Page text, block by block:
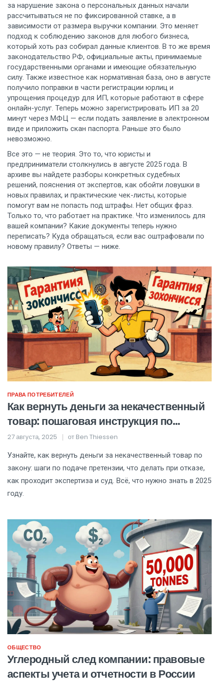
за нарушение закона о персональных данных начали
рассчитываться не по фиксированной ставке, а в
зависимости от размера выручки компании. Это меняет
подход к соблюдению законов для любого бизнеса,
который хоть раз собирал данные клиентов. В то же время
законодательство РФ, официальные акты, принимаемые
государственными органами и имеющие обязательную
силу. Также известное как нормативная база, оно в августе
получило поправки в части регистрации юрлиц и
упрощения процедур для ИП, которые работают в сфере
онлайн-услуг. Теперь можно зарегистрировать ИП за 20
минут через МФЦ — если подать заявление в электронном
виде и приложить скан паспорта. Раньше это было
невозможно.
Все это — не теория. Это то, что юристы и
предприниматели столкнулись в августе 2025 года. В
архиве вы найдете разборы конкретных судебных
решений, пояснения от экспертов, как обойти ловушки в
новых правилах, и практические чек-листы, которые
помогут вам не попасть под штрафы. Нет общих фраз.
Только то, что работает на практике. Что изменилось для
вашей компании? Какие документы теперь нужно
переписать? Куда обращаться, если вас оштрафовали по
новому правилу? Ответы — ниже.
ПРАВА ПОТРЕБИТЕЛЕЙ
Как вернуть деньги за некачественный
товар: пошаговая инструкция по
претензии и суду
27 августа, 2025 от Ben Thiessen
Узнайте, как вернуть деньги за некачественный товар по
закону: шаги по подаче претензии, что делать при отказе,
как проходит экспертиза и суд. Всё, что нужно знать в 2025
году.
ОБЩЕСТВО
Углеродный след компании: правовые
аспекты учета и отчетности в России